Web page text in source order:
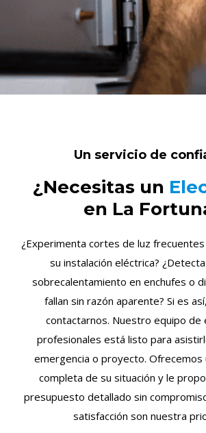
Un servicio de
¿Necesitas un
en La
¿Experimenta cortes de luz
su instalación eléctrica?
sobrecalentamiento en enchufes o
fallan sin razón aparente? Si es
contactarnos. Nuestro equipo de
profesionales está listo para
emergencia o proyecto. Ofrecemos
completa de su situación y le
presupuesto detallado sin
satisfacción son nuestra